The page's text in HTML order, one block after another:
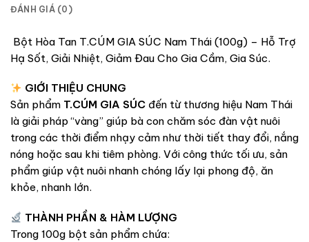
ĐÁNH GIÁ (0)
Bột Hòa Tan T.CÚM GIA SÚC Nam Thái (100g) – Hỗ Trợ
Hạ Sốt, Giải Nhiệt, Giảm Đau Cho Gia Cầm, Gia Súc.
GIỚI THIỆU CHUNG
Sản phẩm T.CÚM GIA SÚC đến từ thương hiệu Nam Thái
là giải pháp “vàng” giúp bà con chăm sóc đàn vật nuôi
trong các thời điểm nhạy cảm như thời tiết thay đổi, nắng
nóng hoặc sau khi tiêm phòng. Với công thức tối ưu, sản
phẩm giúp vật nuôi nhanh chóng lấy lại phong độ, ăn
khỏe, nhanh lớn.
THÀNH PHẦN & HÀM LƯỢNG
Trong 100g bột sản phẩm chứa: